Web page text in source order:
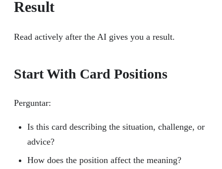
Result
Read actively after the AI gives you a result.
Start With Card Positions
Perguntar:
Is this card describing the situation, challenge, or
advice?
How does the position affect the meaning?